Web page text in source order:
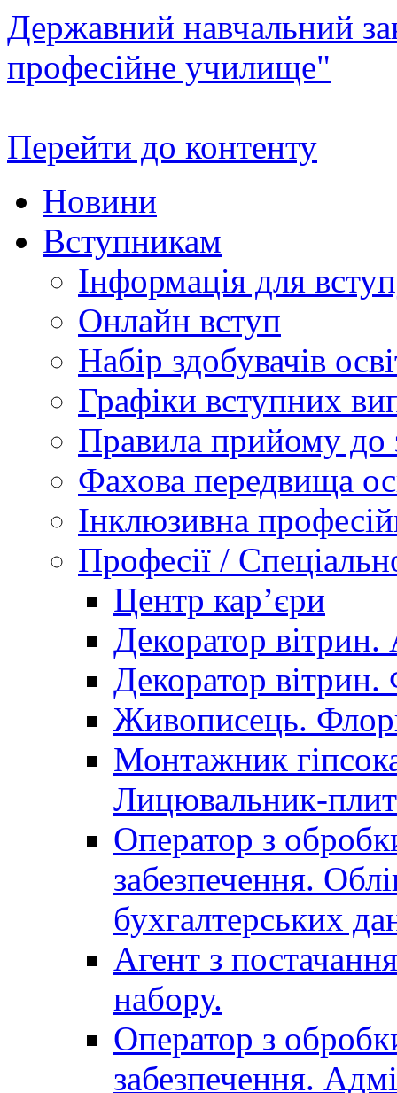
Державний навчальний
професійне училище"
Перейти до контенту
Новини
Вступникам
Інформація для
Онлайн вступ
Набір здобувачів
Графіки вступних
Правила прийому до
Фахова передвища
Інклюзивна
Професії /
Центр кар’єри
Декоратор вітрин.
Декоратор вітрин.
Живописець.
Монтажник
Лицювальник-
Оператор з
забезпечення.
бухгалтерських
Агент з
набору.
Оператор з
забезпечення.